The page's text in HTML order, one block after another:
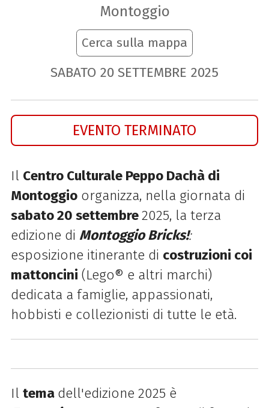
Montoggio
Cerca sulla mappa
SABATO 20 SETTEMBRE 2025
EVENTO TERMINATO
Il Centro Culturale Peppo Dachà di
Montoggioorganizza, nella giornata di
sabato 20 settembre2025, la terza
edizione di Montoggio Bricks!:
esposizione itinerante di costruzioni coi
mattoncini (Lego® e altri marchi)
dedicata a famiglie, appassionati,
hobbisti e collezionisti di tutte le età.
Il tema dell'edizione 2025 è